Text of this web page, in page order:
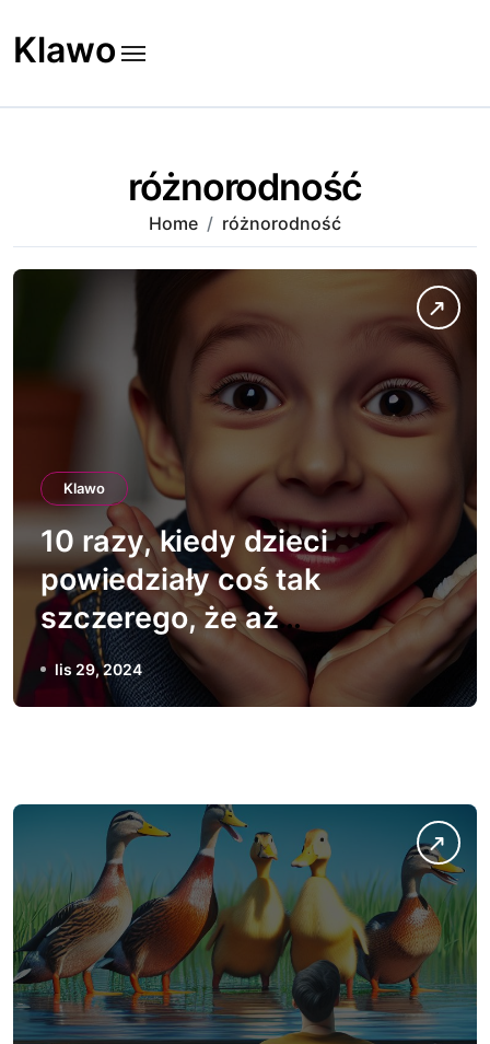
to
content
Klawo
różnorodność
Home różnorodność
Klawo
10 razy, kiedy dzieci
powiedziały coś tak
szczerego, że aż
śmiesznego.
lis 29, 2024